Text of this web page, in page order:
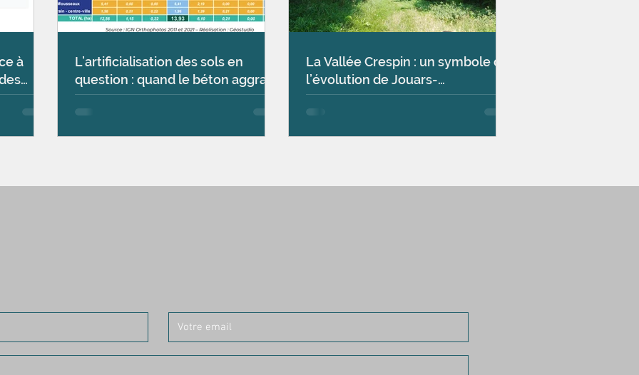
à
L’artificialisation des sols en
question : quand le béton aggrave
les canicules
La Vallée Crespin : un symbole de
l’évolution de Jouars-
Pontchartrain et de l’engagement
de l’ACSERB